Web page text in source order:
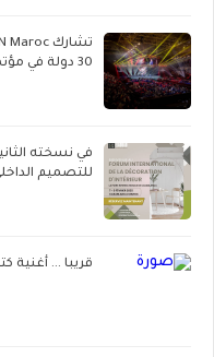
30 دولة في مؤتمر V-Convention 2026 العالمي بماليزيا
في نسخته
للتصميم
قريبا ...